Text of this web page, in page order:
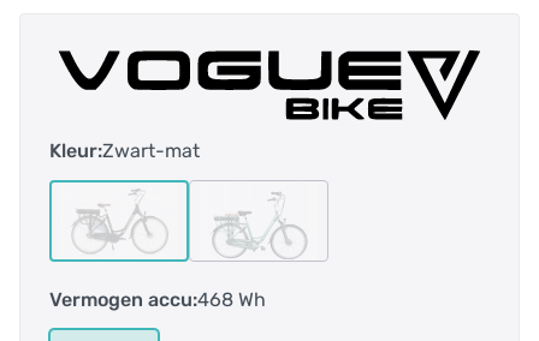
Kleur:Zwart-mat
Vermogen accu:468 Wh